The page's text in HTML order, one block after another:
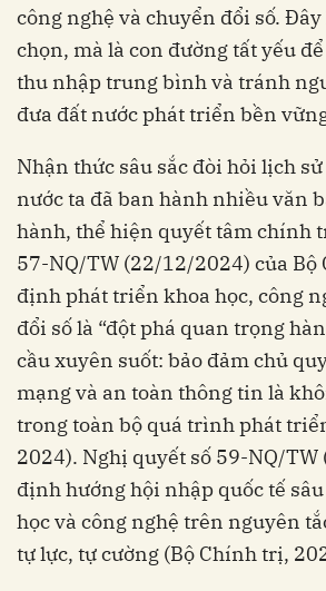
công nghệ và chuyển đổi số.
chọn, mà là con đường tất yếu
thu nhập trung bình và tránh
đưa đất nước phát triển bền
Nhận thức sâu sắc đòi hỏi lịch
nước ta đã ban hành nhiều văn
hành, thể hiện quyết tâm chính
57-NQ/TW (22/12/2024) của Bộ
định phát triển khoa học, công
đổi số là “đột phá quan trọng
cầu xuyên suốt: bảo đảm chủ
mạng và an toàn thông tin là
trong toàn bộ quá trình phát
2024). Nghị quyết số 59-NQ/
định hướng hội nhập quốc tế
học và công nghệ trên nguyên
tự lực, tự cường (Bộ Chính trị,